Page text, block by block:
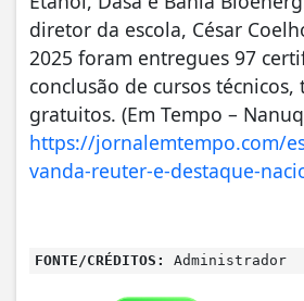
diretor da escola, César
2025 foram entregues 97
conclusão de cursos técnicos,
gratuitos. (Em Tempo –
https://jornalemtempo.com/
vanda-reuter-e-destaque-
FONTE/CRÉDITOS: Administrador